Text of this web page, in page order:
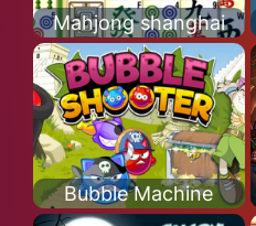
Mahjong shanghai
Bubble Machine